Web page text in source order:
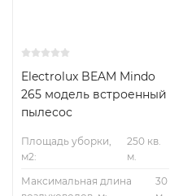
Electrolux BEAM Mindo
265 модель встроенный
пылесос
Площадь уборки,
м2:
250 кв.
м.
Максимальная длина
30